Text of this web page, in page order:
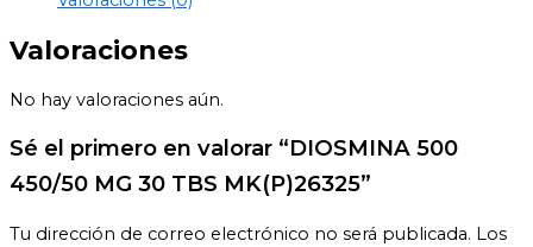
Valoraciones
No hay valoraciones aún.
Sé el primero en valorar “DIOSMINA 500
450/50 MG 30 TBS MK(P)26325”
Tu dirección de correo electrónico no será publicada. Los